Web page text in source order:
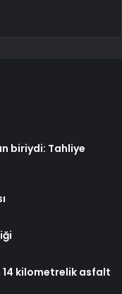
biriydi: Tahliye
14 kilometrelik asfalt